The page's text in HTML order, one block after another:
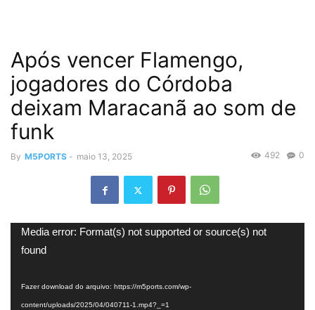
Após vencer Flamengo,
jogadores do Córdoba
deixam Maracanã ao som de
funk
By M5PORTS - maio 13, 2025 0
492
Tocador
de
Media error: Format(s) not supported or source(s) not
found
Fazer download do arquivo: https://m5ports.com/wp-
content/uploads/2025/04/040711-1.mp4?_=1